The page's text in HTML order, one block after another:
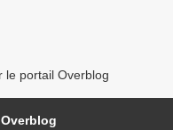
le portail Overblog